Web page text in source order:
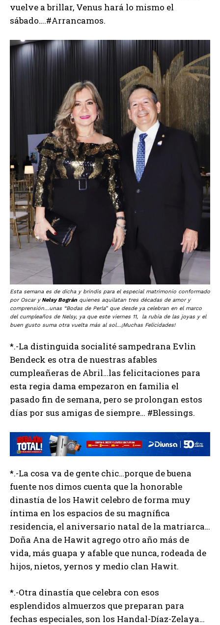
vuelve a brillar, Venus hará lo mismo el
sábado….#Arrancamos.
Esta semana es de dicha y brindis para el especial matrimonio conformado
por Oscar yNelsy Bogránquienes aquilatan tres décadas de amor y
comprensión…unas “Bodas de Perla” que desde ya celebran en el marco
del cumpleaños de Nelsy, ya que este viernes 11, la rubia de las joyas y el
buen gusto suma otra vuelta más al sol…¡Muchas Felicidades!
*.-La distinguida socialité sampedrana Evlin
Bendeck es otra de nuestras afables
cumpleañeras de Abril…las felicitaciones para
esta regia dama empezaron en familia el
pasado fin de semana, pero se prolongan estos
días por sus amigas de siempre… #Blessings.
*.-La cosa va de gente chic…porque de buena
fuente nos dimos cuenta que la honorable
dinastía de los Hawit celebro de forma muy
íntima en los espacios de su magnífica
residencia, el aniversario natal de la matriarca…
Doña Ana de Hawit agrego otro año más de
vida, más guapa y afable que nunca, rodeada de
hijos, nietos, yernos y medio clan Hawit.
*.-Otra dinastía que celebra con esos
esplendidos almuerzos que preparan para
fechas especiales, son los Handal-Díaz-Zelaya…